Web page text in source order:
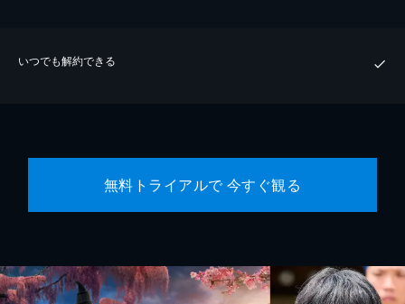
いつでも解約できる
無料トライアルで 今すぐ観る